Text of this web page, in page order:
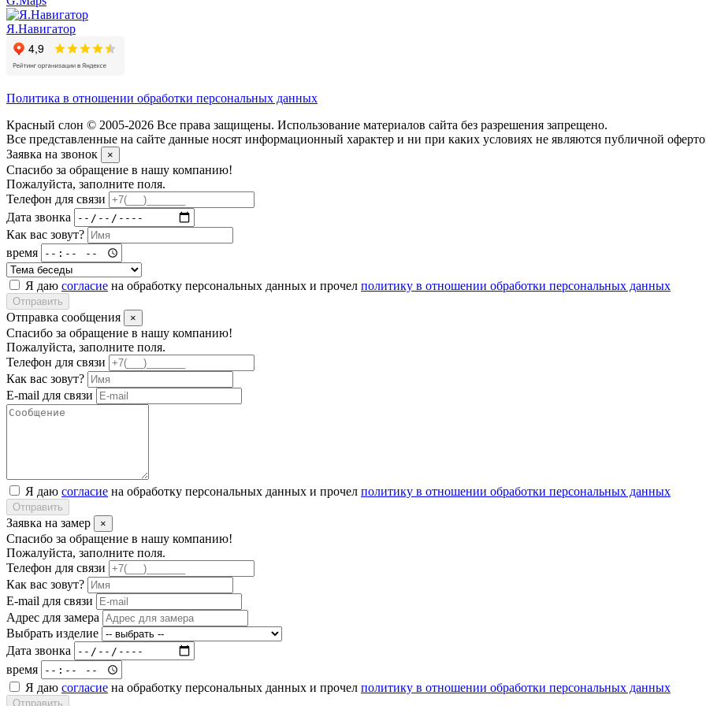
Я.Навигатор
Политика в отношении обработки персональных данных
Красный слон © 2005-2026 Все права защищены. Использование материалов сайта без разрешения запрещено.
Все представленные на сайте данные носят информационный характер и ни при каких условиях не являются публичной
Заявка на звонок
×
Спасибо за обращение в нашу компанию!
Пожалуйста, заполните поля.
Телефон для связи
Дата звонка
Как вас зовут?
время
Я даю согласие на обработку персональных данных и прочел политику в отношении обработки персональных данных
Отправить
Отправка сообщения ×
Спасибо за обращение в нашу компанию!
Пожалуйста, заполните поля.
Телефон для связи
Как вас зовут?
E-mail для связи
Я даю согласие на обработку персональных данных и прочел политику в отношении обработки персональных данных
Отправить
Заявка на замер ×
Спасибо за обращение в нашу компанию!
Пожалуйста, заполните поля.
Телефон для связи
Как вас зовут?
E-mail для связи
Адрес для замера
Выбрать изделие
Дата звонка
время
Я даю согласие на обработку персональных данных и прочел политику в отношении обработки персональных данных
Отправить